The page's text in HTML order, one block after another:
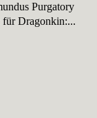
Purgatory
für Dragonkin:...